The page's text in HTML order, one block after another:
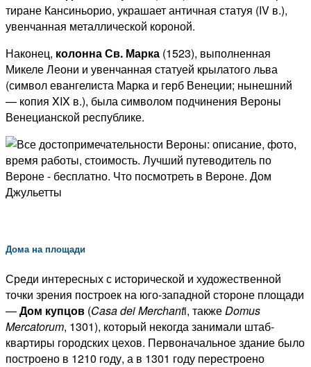
тиране Кансиньорио, украшает античная статуя (IV в.),
увенчанная металлической короной.
Наконец, колонна Св. Марка (1523), выполненная
Микеле Леони и увенчанная статуей крылатого льва
(символ евангелиста Марка и герб Венеции; нынешний
— копия XIX в.), была символом подчинения Вероны
Венецианской республике.
Дома на площади
Среди интересных с исторической и художественной
точки зрения построек на юго-западной стороне площади
—Дом купцов (Casa dei Merchanti, такжеDomus
Mercatorum, 1301), который некогда занимали штаб-
квартиры городских цехов. Первоначальное здание было
построено в 1210 году, а в 1301 году перестроено